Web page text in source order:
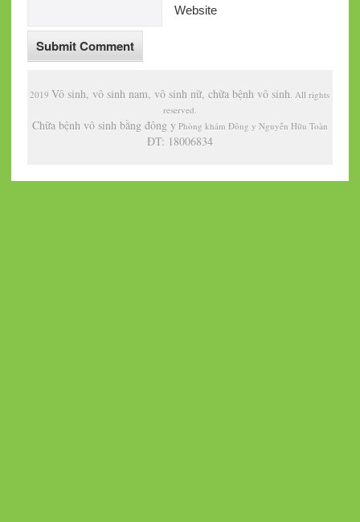
Website
2019Vô sinh, vô sinh nam, vô sinh nữ, chữa bệnh vô sinh. All rights
reserved.
Chữa bệnh vô sinh bằng đông yPhòng khám Đông y Nguyễn Hữu Toàn
ĐT: 18006834